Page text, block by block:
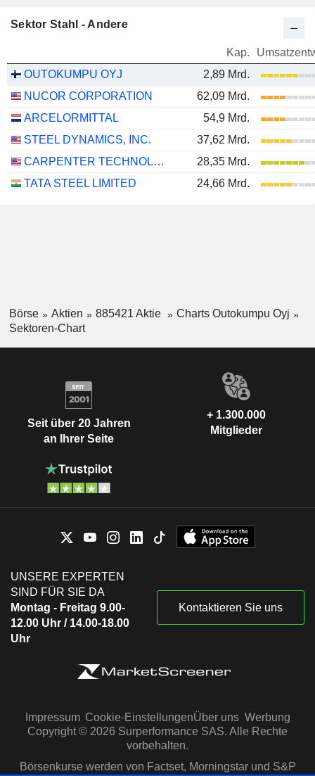
Sektor Stahl - Andere
Kap.
OUTOKUMPU OYJ
2,89 Mrd.
NUCOR CORPORATION
62,09 Mrd.
ARCELORMITTAL
54,9 Mrd.
STEEL DYNAMICS, INC.
37,62 Mrd.
CARPENTER TECHNOLOGY CORPORATION
28,35 Mrd.
TATA STEEL LIMITED
24,66 Mrd.
Börse Aktien 885421 Aktie
Charts Outokumpu Oyj
Sektoren-Chart
Seit über 20 Jahren
an Ihrer Seite
+ 1.300.000
Mitglieder
UNSERE EXPERTEN
SIND FÜR SIE DA
Montag - Freitag 9.00-
12.00 Uhr / 14.00-18.00
Uhr
Kontaktieren Sie uns
Impressum Cookie-EinstellungenÜber uns Werbung
Copyright © 2026 Surperformance SAS. Alle Rechte
vorbehalten.
Börsenkurse werden von Factset, Morningstar und S&P